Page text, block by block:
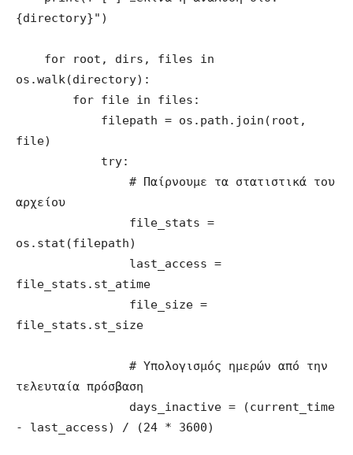
{directory}")
os.walk(directory):
file)
αρχείου
os.stat(filepath)
file_stats.st_atime
file_stats.st_size
τελευταία πρόσβαση
- last_access) / (24 * 3600)